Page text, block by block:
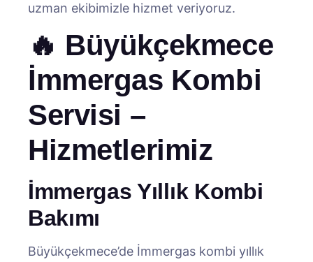
uzman ekibimizle hizmet veriyoruz.
🔥 Büyükçekmece
İmmergas Kombi
Servisi –
Hizmetlerimiz
İmmergas Yıllık Kombi
Bakımı
Büyükçekmece’de İmmergas kombi yıllık